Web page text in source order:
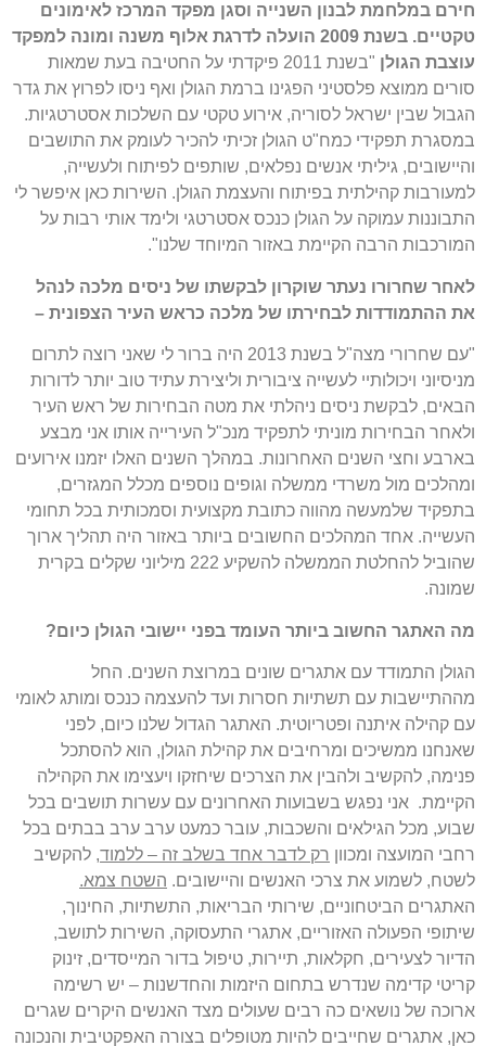
חירם במלחמת לבנון השנייה וסגן מפקד המרכז לאימונים
טקטיים. בשנת 2009 הועלה לדרגת אלוף משנה ומונה למפקד
עוצבת הגולן
"בשנת 2011 פיקדתי על החטיבה בעת שמאות
סורים ממוצא פלסטיני הפגינו ברמת הגולן ואף ניסו לפרוץ את גדר
הגבול שבין ישראל לסוריה, אירוע טקטי עם השלכות אסטרטגיות.
במסגרת תפקידי כמח"ט הגולן זכיתי להכיר לעומק את התושבים
והיישובים, גיליתי אנשים נפלאים, שותפים לפיתוח ולעשייה,
למעורבות קהילתית בפיתוח והעצמת הגולן. השירות כאן איפשר לי
התבוננות עמוקה על הגולן כנכס אסטרטגי ולימד אותי רבות על
המורכבות הרבה הקיימת באזור המיוחד שלנו".
לאחר שחרורו נעתר שוקרון לבקשתו של ניסים מלכה לנהל
את ההתמודדות לבחירתו של מלכה כראש העיר הצפונית –
"עם שחרורי מצה"ל בשנת 2013 היה ברור לי שאני רוצה לתרום
מניסיוני ויכולותיי לעשייה ציבורית וליצירת עתיד טוב יותר לדורות
הבאים, לבקשת ניסים ניהלתי את מטה הבחירות של ראש העיר
ולאחר הבחירות מוניתי לתפקיד מנכ"ל העירייה אותו אני מבצע
בארבע וחצי השנים האחרונות. במהלך השנים האלו יזמנו אירועים
ומהלכים מול משרדי ממשלה וגופים נוספים מכלל המגזרים,
בתפקיד שלמעשה מהווה כתובת מקצועית וסמכותית בכל תחומי
העשייה. אחד המהלכים החשובים ביותר באזור היה תהליך ארוך
שהוביל להחלטת הממשלה להשקיע 222 מיליוני שקלים בקרית
שמונה.
מה האתגר החשוב ביותר העומד בפני יישובי הגולן כיום?
הגולן התמודד עם אתגרים שונים במרוצת השנים. החל
מההתיישבות עם תשתיות חסרות ועד להעצמה כנכס ומותג לאומי
עם קהילה איתנה ופטריוטית. האתגר הגדול שלנו כיום, לפני
שאנחנו ממשיכים ומרחיבים את קהילת הגולן, הוא להסתכל
פנימה, להקשיב ולהבין את הצרכים שיחזקו ויעצימו את הקהילה
הקיימת. אני נפגש בשבועות האחרונים עם עשרות תושבים בכל
שבוע, מכל הגילאים והשכבות, עובר כמעט ערב ערב בבתים בכל
רחבי המועצה ומכוון רק לדבר אחד בשלב זה – ללמוד, להקשיב
לשטח, לשמוע את צרכי האנשים והיישובים. השטח צמא.
האתגרים הביטחוניים, שירותי הבריאות, התשתיות, החינוך,
שיתופי הפעולה האזוריים, אתגרי התעסוקה, השירות לתושב,
הדיור לצעירים, חקלאות, תיירות, טיפול בדור המייסדים, זינוק
קריטי קדימה שנדרש בתחום היזמות והחדשנות – יש רשימה
ארוכה של נושאים כה רבים שעולים מצד האנשים היקרים שגרים
כאן, אתגרים שחייבים להיות מטופלים בצורה האפקטיבית והנכונה